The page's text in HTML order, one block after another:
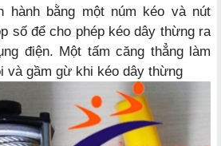
bằng một núm kéo và nút
số để cho phép kéo dây thừng ra
điện. Một tấm căng thẳng làm
và gầm gừ khi kéo dây thừng